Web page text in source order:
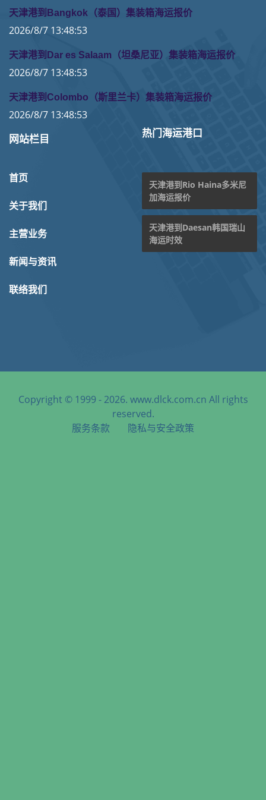
天津港到Bangkok（泰国）集装箱海运报价
2026/8/7 13:48:53
天津港到Dar es Salaam（坦桑尼亚）集装箱海运报价
2026/8/7 13:48:53
天津港到Colombo（斯里兰卡）集装箱海运报价
2026/8/7 13:48:53
网站栏目
首页
关于我们
主营业务
新闻与资讯
联络我们
热门海运港口
天津港到Rio Haina多米尼
加海运报价
天津港到Daesan韩国瑞山
海运时效
Copyright © 1999 - 2026. www.dlck.com.cn All rights
reserved.
服务条款
隐私与安全政策